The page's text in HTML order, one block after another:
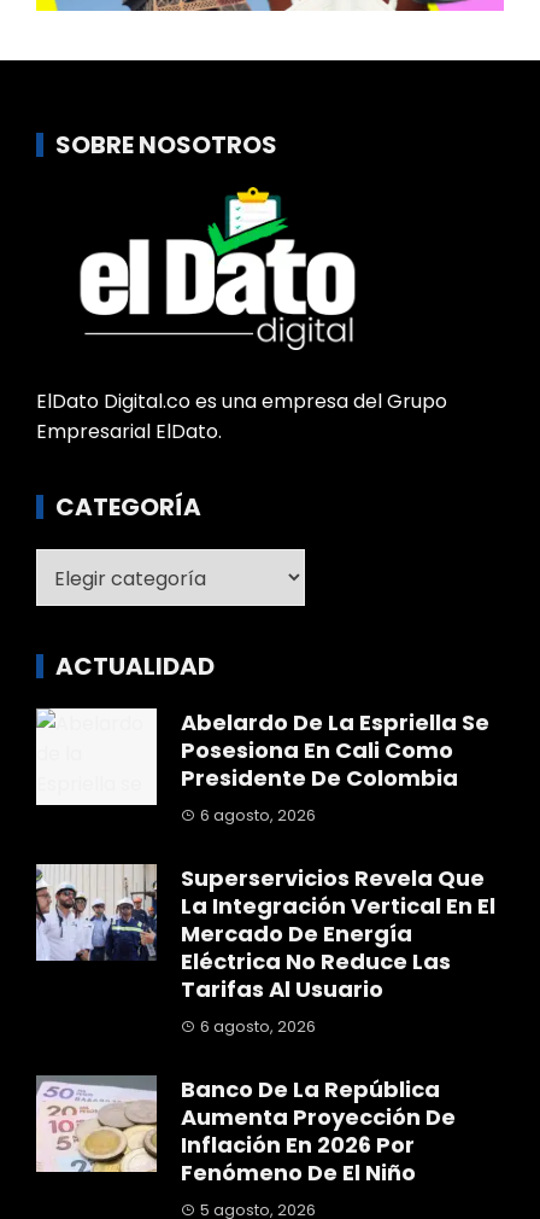
SOBRE NOSOTROS
ElDato Digital.co es una empresa del Grupo
Empresarial ElDato.
CATEGORÍA
ACTUALIDAD
Abelardo De La Espriella Se
Posesiona En Cali Como
Presidente De Colombia
6 agosto, 2026
Superservicios Revela Que
La Integración Vertical En El
Mercado De Energía
Eléctrica No Reduce Las
Tarifas Al Usuario
6 agosto, 2026
Banco De La República
Aumenta Proyección De
Inflación En 2026 Por
Fenómeno De El Niño
5 agosto, 2026